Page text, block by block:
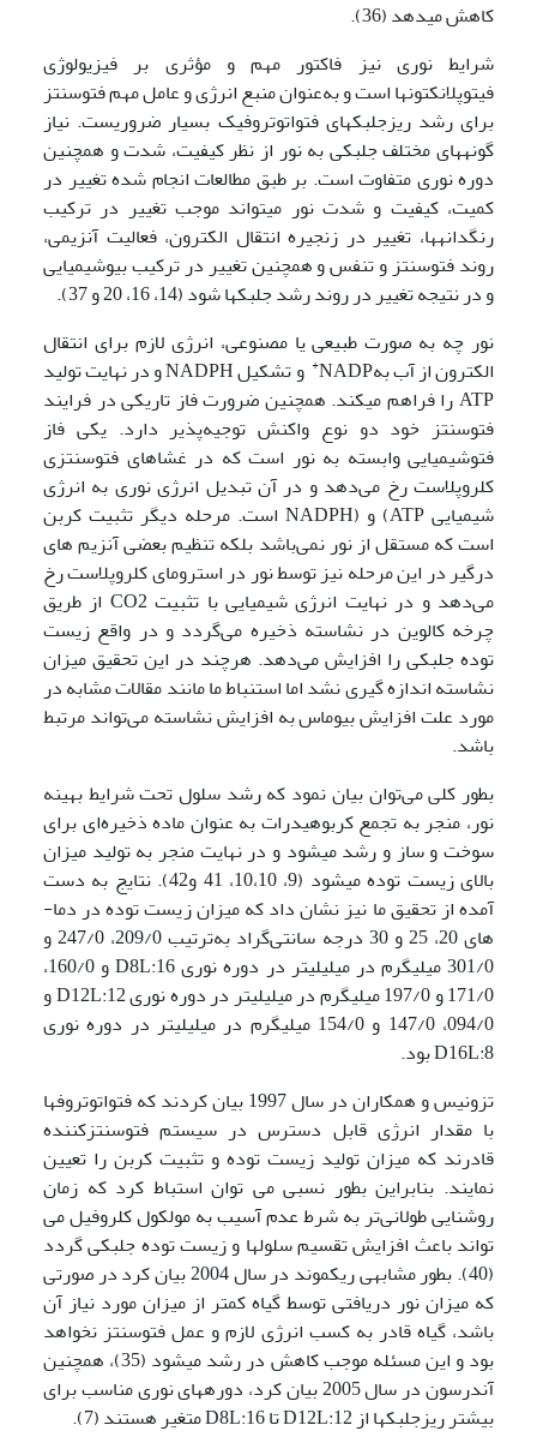
کاهش می­دهد (36).
شرایط نوری نیز فاکتور مهم و مؤثری بر فیزیولوژی
فیتوپلانکتون­ها است و به‌عنوان منبع انرژی و عامل مهم فتوسنتز
برای رشد ریزجلبک­های فتواتوتروفیک بسیار ضروریست. نیاز
گونه­های مختلف جلبکی به نور از نظر کیفیت، شدت و همچنین
دوره نوری متفاوت است. بر طبق مطالعات انجام شده تغییر در
کمیت، کیفیت و شدت نور می­تواند موجب تغییر در ترکیب
رنگدانه­ها، تغییر در زنجیره انتقال الکترون، فعالیت آنزیمی،
روند فتوسنتز و تنفس و همچنین تغییر در ترکیب بیوشیمیایی
و در نتیجه تغییر در روند رشد جلبک­ها شود (14، 16، 20 و 37).
نور چه به صورت طبیعی یا مصنوعی، انرژی لازم برای انتقال
الکترون از آب بهNADP
+
و تشکیل NADPH و در نهایت تولید
ATP را فراهم می­کند. همچنین ضرورت فاز تاریکی در فرایند
فتوسنتز خود دو نوع واکنش توجیه‌پذیر دارد. یکی فاز
فتوشیمیایی وابسته به نور است که در غشا­های فتوسنتزی
کلروپلاست رخ می‌دهد و در آن تبدیل انرژی نوری به انرژی
شیمیایی ATP) و (NADPH است. مرحله دیگر تثبیت کربن
است که مستقل از نور نمی‌باشد بلکه تنظیم بعضی آنزیم های
درگیر در این مرحله نیز توسط نور در استرومای کلروپلاست رخ
می‌دهد و در نهایت انرژی شیمیایی با تثبیت CO2 از طریق
چرخه کالوین در نشاسته ذخیره می‌گردد و در واقع زیست
توده جلبکی را افزایش می‌دهد. هرچند در این تحقیق میزان
نشاسته اندازه گیری نشد اما استنباط ما مانند مقالات مشابه در
مورد علت افزایش بیوماس به افزایش نشاسته می‌تواند مرتبط
باشد.
بطور کلی می‌توان بیان نمود که رشد سلول تحت شرایط بهینه
نور، منجر به تجمع کربوهیدرات به عنوان ماده ذخیره‌ای برای
سوخت و ساز و رشد می­شود و در نهایت منجر به تولید میزان
بالای زیست توده می­شود (9، 10،10، 41 و42). نتایج به دست
آمده از تحقیق ما نیز نشان داد که میزان زیست توده در دما­
های 20، 25 و 30 درجه سانتی‌گراد به‌ترتیب 209/0، 247/0 و
301/0 میلی­گرم در میلی­لیتر در دوره نوری D8L:16 و 160/0،
171/0 و 197/0 میلی­گرم در میلی­لیتر در دوره نوری D12L:12 و
094/0، 147/0 و 154/0 میلی­گرم در میلی­لیتر در دوره نوری
D16L:8 بود.
تزونیس و همکاران در سال 1997 بیان کردند که فتواتوتروف­ها
با مقدار انرژی قابل دسترس در سیستم فتوسنتزکننده
قادرند که میزان تولید زیست توده و تثبیت کربن را تعیین
نمایند. بنابراین بطور نسبی می توان استباط کرد که زمان
روشنایی طولانی‌تر به شرط عدم آسیب به مولکول کلروفیل می
تواند باعث افزایش تقسیم سلول­ها و زیست توده جلبکی ­گردد
(40). بطور مشابهی ریکموند در سال 2004 بیان کرد در صورتی
که میزان نور دریافتی توسط گیاه کمتر از میزان مورد نیاز آن
باشد، گیاه قادر به کسب انرژی لازم و عمل فتوسنتز نخواهد
بود و این مسئله موجب کاهش در رشد می­شود (35)، همچنین
آندرسون در سال 2005 بیان کرد، دوره­های نوری مناسب برای
بیشتر ریزجلبک­ها از D12L:12 تا D8L:16 متغیر هستند (7).